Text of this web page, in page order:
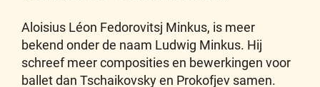
Aloisius Léon Fedorovitsj Minkus, is meer
bekend onder de naam Ludwig Minkus. Hij
schreef meer composities en bewerkingen voor
ballet dan Tschaikovsky en Prokofjev samen.